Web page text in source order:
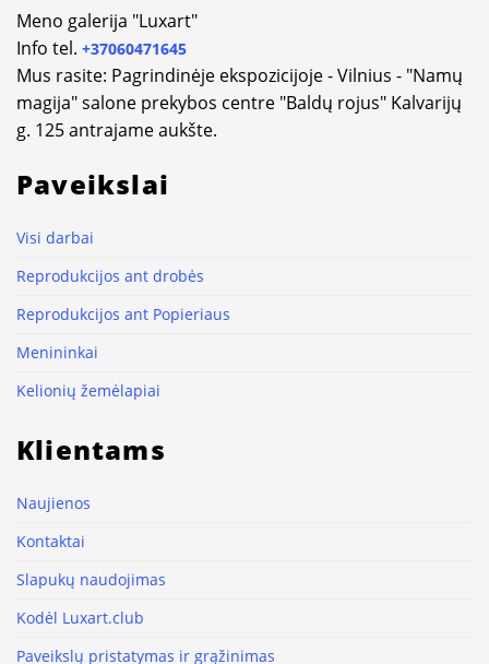
Meno galerija "Luxart"
Info tel. +37060471645
Mus rasite: Pagrindinėje ekspozicijoje - Vilnius - "Namų
magija" salone prekybos centre "Baldų rojus" Kalvarijų
g. 125 antrajame aukšte.
Paveikslai
Visi darbai
Reprodukcijos ant drobės
Reprodukcijos ant Popieriaus
Menininkai
Kelionių žemėlapiai
Klientams
Naujienos
Kontaktai
Slapukų naudojimas
Kodėl Luxart.club
Paveikslų pristatymas ir grąžinimas